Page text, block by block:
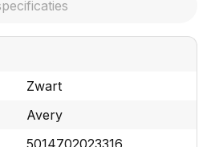
Zwart
Avery
5014702023316